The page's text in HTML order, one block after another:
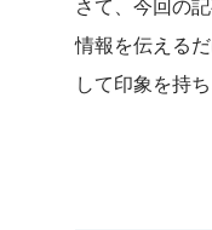
さて、今回の
情報を伝える
して印象を持